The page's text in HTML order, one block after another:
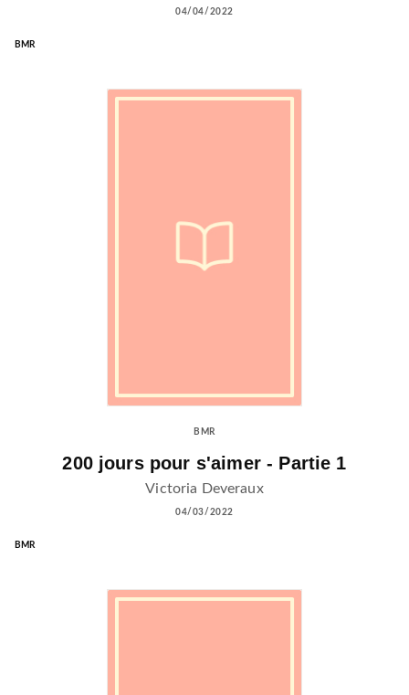
04/04/2022
BMR
BMR
200 jours pour s'aimer - Partie 1
Victoria Deveraux
04/03/2022
BMR